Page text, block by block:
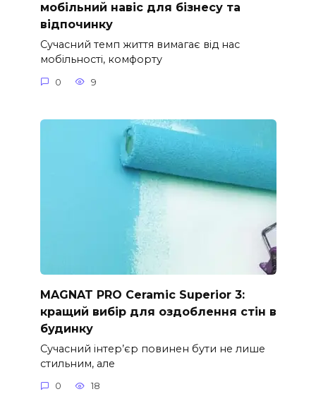
мобільний навіс для бізнесу та
відпочинку
Сучасний темп життя вимагає від нас
мобільності, комфорту
0 9
MAGNAT PRO Ceramic Superior 3:
кращий вибір для оздоблення стін в
будинку
Сучасний інтер’єр повинен бути не лише
стильним, але
0 18